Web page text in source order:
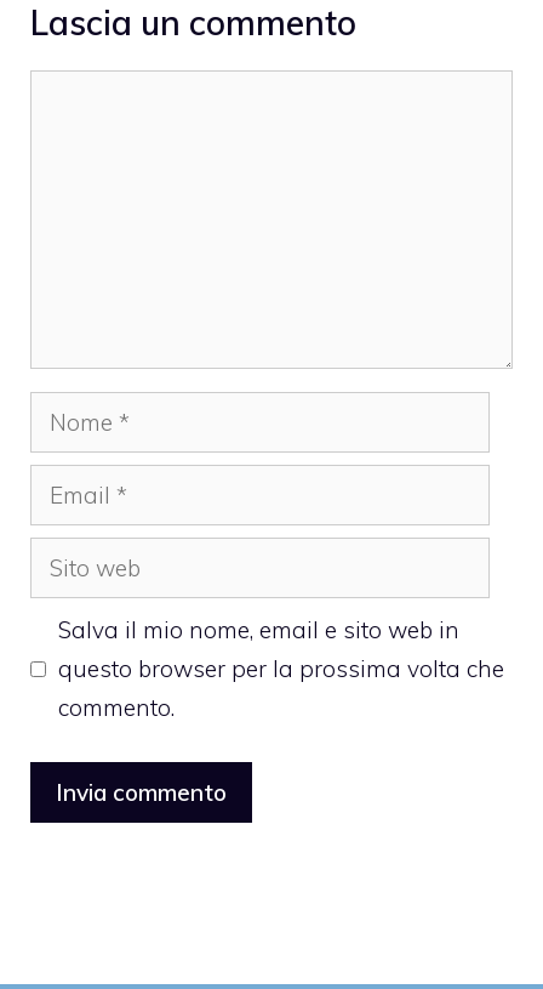
Lascia un commento
Nome
Email
Sito
web
Salva il mio nome, email e sito web in
questo browser per la prossima volta che
commento.